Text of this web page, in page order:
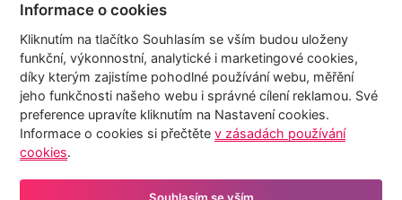
Lifestyle
Krása
Zdraví
Video
Informace o cookies
Kliknutím na tlačítko Souhlasím se vším budou uloženy
funkční, výkonnostní, analytické i marketingové cookies,
díky kterým zajistíme pohodlné používání webu, měřění
jeho funkčnosti našeho webu i správné cílení reklamou. Své
preference upravíte kliknutím na Nastavení cookies.
Informace o cookies si přečtětev zásadách používání
cookies.